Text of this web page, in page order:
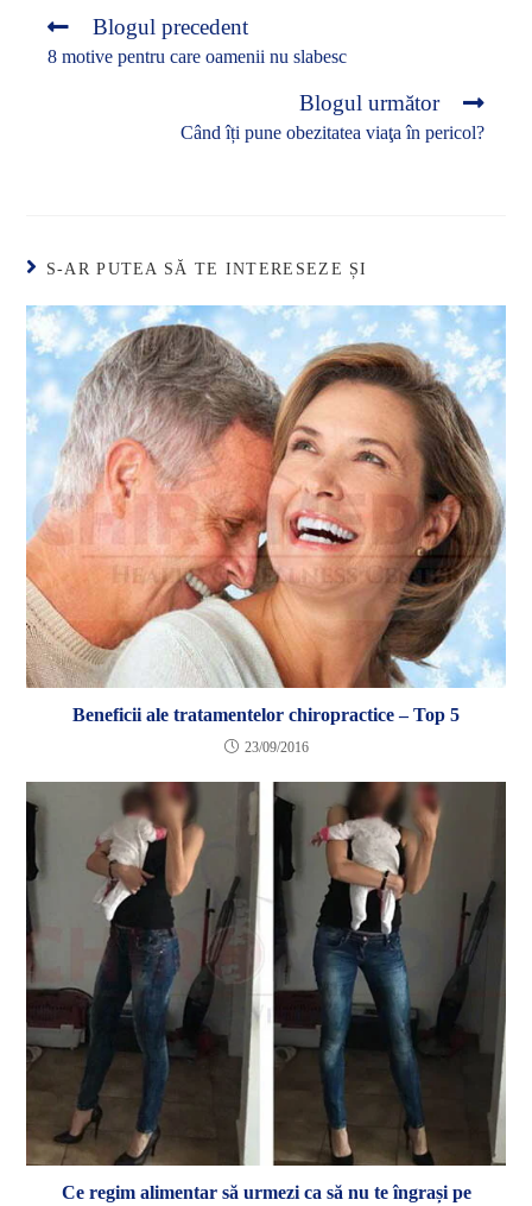
Blogul precedent
8 motive pentru care oamenii nu slabesc
Blogul următor
Când îți pune obezitatea viaţa în pericol?
S-AR PUTEA SĂ TE INTERESEZE ȘI
Beneficii ale tratamentelor chiropractice – Top 5
23/09/2016
Ce regim alimentar să urmezi ca să nu te îngrași pe